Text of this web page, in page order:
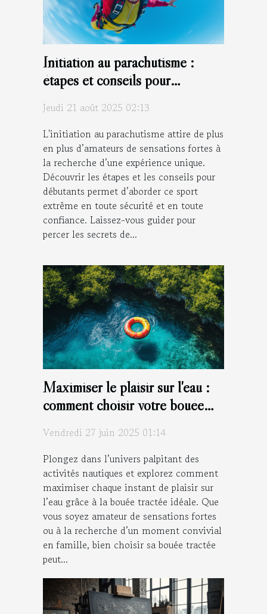
Initiation au parachutisme :
étapes et conseils pour
Jeudi 21 août 2025 02:13
L'initiation au parachutisme attire de plus
en plus d’amateurs de sensations fortes à
la recherche d’une expérience unique.
Découvrir les étapes et les conseils pour
débutants permet d’aborder ce sport
extrême en toute sécurité et en toute
confiance. Laissez-vous guider pour
percer les secrets de...
Maximiser le plaisir sur l'eau :
comment choisir votre bouée
Vendredi 27 juin 2025 01:14
Plongez dans l’univers palpitant des
activités nautiques et explorez comment
maximiser chaque instant de plaisir sur
l’eau grâce à la bouée tractée idéale. Que
vous soyez amateur de sensations fortes
ou à la recherche d’un moment convivial
en famille, bien choisir sa bouée tractée
peut...